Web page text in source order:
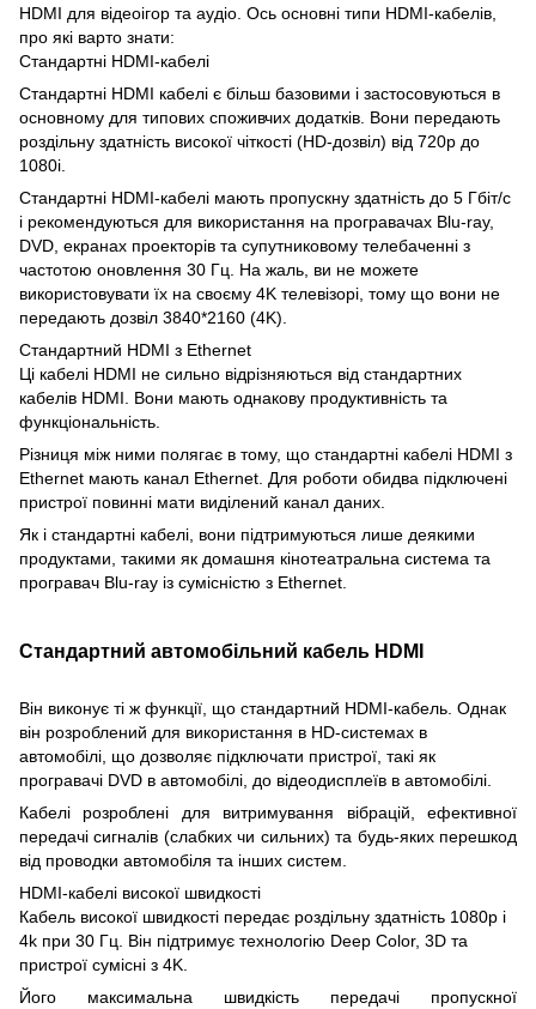
HDMI для відеоігор та аудіо. Ось основні типи HDMI-кабелів,
про які варто знати:
Стандартні HDMI-кабелі
Стандартні HDMI кабелі є більш базовими і застосовуються в
основному для типових споживчих додатків. Вони передають
роздільну здатність високої чіткості (HD-дозвіл) від 720p до
1080i.
Стандартні HDMI-кабелі мають пропускну здатність до 5 Гбіт/с
і рекомендуються для використання на програвачах Blu-ray,
DVD, екранах проекторів та супутниковому телебаченні з
частотою оновлення 30 Гц. На жаль, ви не можете
використовувати їх на своєму 4K телевізорі, тому що вони не
передають дозвіл 3840*2160 (4K).
Стандартний HDMI з Ethernet
Ці кабелі HDMI не сильно відрізняються від стандартних
кабелів HDMI. Вони мають однакову продуктивність та
функціональність.
Різниця між ними полягає в тому, що стандартні кабелі HDMI з
Ethernet мають канал Ethernet. Для роботи обидва підключені
пристрої повинні мати виділений канал даних.
Як і стандартні кабелі, вони підтримуються лише деякими
продуктами, такими як домашня кінотеатральна система та
програвач Blu-ray із сумісністю з Ethernet.
Стандартний автомобільний кабель HDMI
Він виконує ті ж функції, що стандартний HDMI-кабель. Однак
він розроблений для використання в HD-системах в
автомобілі, що дозволяє підключати пристрої, такі як
програвачі DVD в автомобілі, до відеодисплеїв в автомобілі.
Кабелі розроблені для витримування вібрацій, ефективної
передачі сигналів (слабких чи сильних) та будь-яких перешкод
від проводки автомобіля та інших систем.
HDMI-кабелі високої швидкості
Кабель високої швидкості передає роздільну здатність 1080p і
4k при 30 Гц. Він підтримує технологію Deep Color, 3D та
пристрої сумісні з 4K.
Його максимальна швидкість передачі пропускної